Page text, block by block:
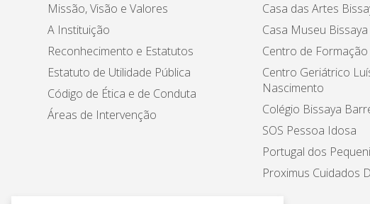
Missão, Visão e Valores
A Instituição
Reconhecimento e Estatutos
Estatuto de Utilidade Pública
Código de Ética e de Conduta
Áreas de Intervenção
Casa das Artes
Casa Museu
Centro de
Centro Geriátrico
Nascimento
Colégio Bissaya
SOS Pessoa Idosa
Portugal dos
Proximus Cuidados